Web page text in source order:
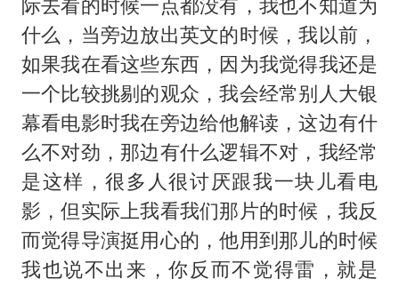
什么，当旁边放出英文的时候，我以前，
如果我在看这些东西，因为我觉得我还是
一个比较挑剔的观众，我会经常别人大银
幕看电影时我在旁边给他解读，这边有什
么不对劲，那边有什么逻辑不对，我经常
是这样，很多人很讨厌跟我一块儿看电
影，但实际上我看我们那片的时候，我反
而觉得导演挺用心的，他用到那儿的时候
我也说不出来，你反而不觉得雷，就是